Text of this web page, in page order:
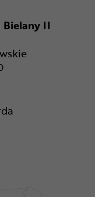
- CH Okęcie
Bielany II
- CH Aleja
M1 Zabrze